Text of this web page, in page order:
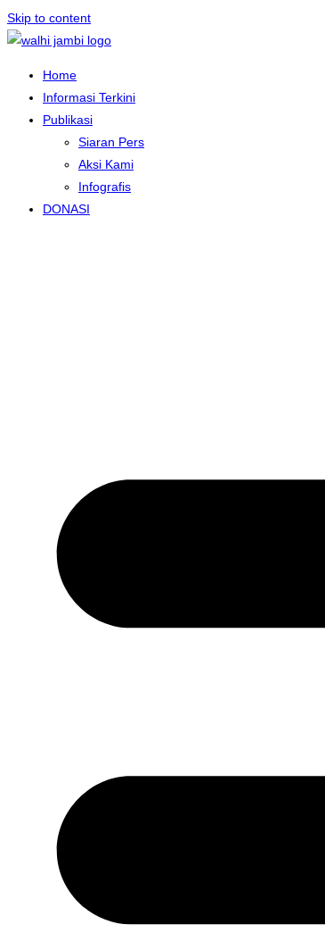
Skip to content
Home
Informasi Terkini
Publikasi
Siaran Pers
Aksi Kami
Infografis
DONASI